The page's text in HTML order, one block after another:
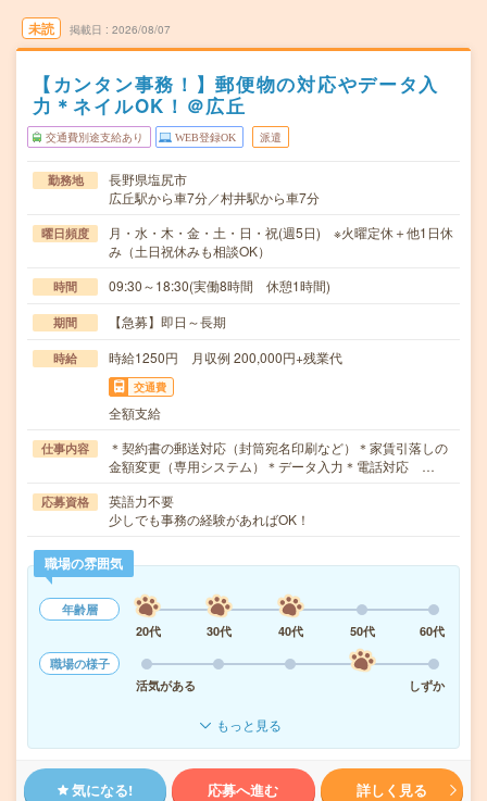
未読 掲載日 2026/08/07
【カンタン事務！】郵便物の対応やデータ入
力＊ネイルOK！＠広丘
交通費別途支給あり WEB登録OK 派遣
勤務地
長野県塩尻市
広丘駅から車7分／村井駅から車7分
曜日頻度
月・水・木・金・土・日・祝(週5日) ※火曜定休＋他1日休
み（土日祝休みも相談OK）
時間 09:30～18:30(実働8時間 休憩1時間)
期間 【急募】即日～長期
時給 時給1250円 月収例 200,000円+残業代
交通費
全額支給
仕事内容
＊契約書の郵送対応（封筒宛名印刷など）＊家賃引落しの
金額変更（専用システム）＊データ入力＊電話対応 …
応募資格
英語力不要
少しでも事務の経験があればOK！
職場の雰囲気
年齢層
20代
30代 40代 50代
60代
職場の様子
活気がある
しずか
もっと見る
気になる! 応募へ進む 詳しく見る